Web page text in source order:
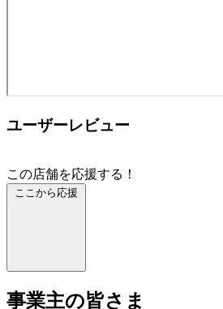
ユーザーレビュー
この店舗を応援する！
ここから応援
事業主の皆さま